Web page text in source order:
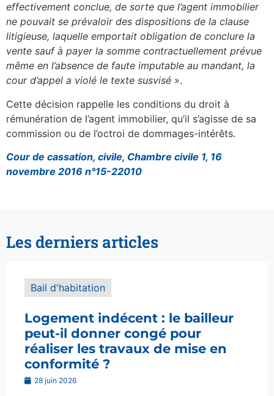
effectivement conclue, de sorte que l’agent immobilier
ne pouvait se prévaloir des dispositions de la clause
litigieuse, laquelle emportait obligation de conclure la
vente sauf à payer la somme contractuellement prévue
même en l’absence de faute imputable au mandant, la
cour d’appel a violé le texte susvisé ».
Cette décision rappelle les conditions du droit à
rémunération de l’agent immobilier, qu’il s’agisse de sa
commission ou de l’octroi de dommages-intérêts.
Cour de cassation, civile, Chambre civile 1, 16
novembre 2016 n°15-22010
Les derniers articles
Bail d'habitation
Logement indécent : le bailleur
peut-il donner congé pour
réaliser les travaux de mise en
conformité ?
28 juin 2026